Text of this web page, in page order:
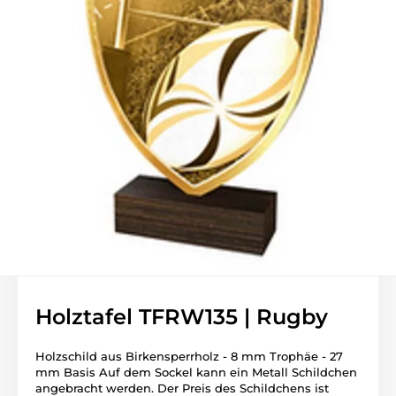
Holztafel TFRW135 | Rugby
Holzschild aus Birkensperrholz - 8 mm Trophäe - 27
mm Basis Auf dem Sockel kann ein Metall Schildchen
angebracht werden. Der Preis des Schildchens ist